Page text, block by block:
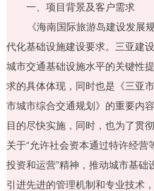
一、项目背景及客户需求
《海南国际旅游岛建设发展
代化基础设施建设要求。三亚建
城市交通基础设施水平的关键性
求的具体体现，同时也是《三亚
市城市综合交通规划》的重要内
目的尽快实施，同时，也为了贯
关于“允许社会资本通过特许经营
投资和运营”精神，推动城市基础
引进先进的管理机制和专业技术